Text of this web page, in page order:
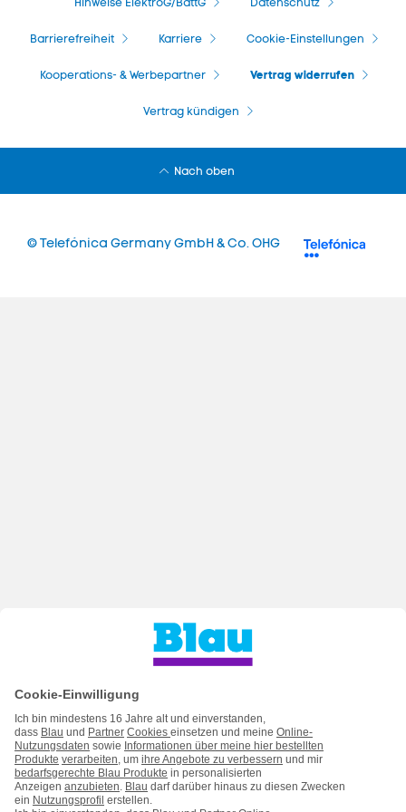
Hinweise ElektroG/BattG Datenschutz
Barrierefreiheit Karriere Cookie-Einstellungen
Kooperations- & Werbepartner Vertrag widerrufen
Vertrag kündigen
Nach oben
© Telefónica Germany GmbH & Co. OHG